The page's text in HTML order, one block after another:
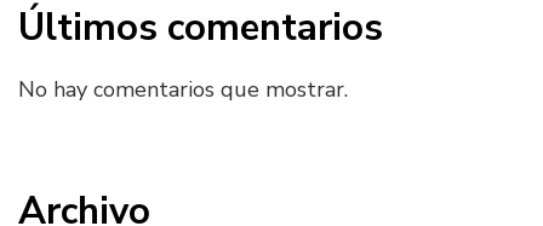
Últimos comentarios
No hay comentarios que mostrar.
Archivo